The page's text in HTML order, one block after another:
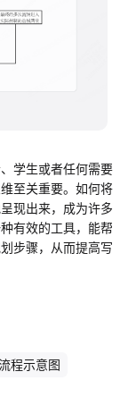
学生或者任何需要
至关重要。如何将
现出来，成为许多
有效的工具，能帮
步骤，从而提高写
程示意图